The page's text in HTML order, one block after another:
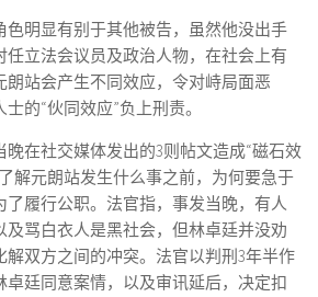
色明显有别于其他被告，虽然他没出手
任立法会议员及政治人物，在社会上有
朗站会产生不同效应，令对峙局面恶
的“伙同效应”负上刑责。
在社交媒体发出的3则帖文造成“磁石效
解元朗站发生什么事之前，为何要急于
了履行公职。法官指，事发当晚，有人
及骂白衣人是黑社会，但林卓廷并没劝
解双方之间的冲突。法官以判刑3年半作
卓廷同意案情，以及审讯延后，决定扣